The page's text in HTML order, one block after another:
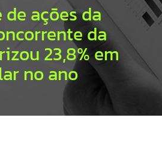
de ações da
da
23,8% em
no ano